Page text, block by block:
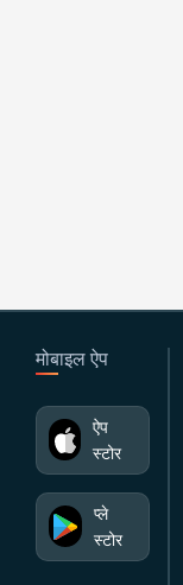
मोबाइल ऐप
ऐप
स्टोर
प्ले
स्टोर